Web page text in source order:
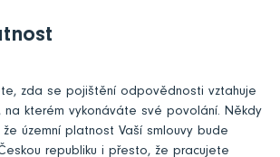
zda se pojištění odpovědnosti vztahuje
na kterém vykonáváte své povolání. Někdy
územní platnost Vaší smlouvy bude
republiku i přesto, že pracujete